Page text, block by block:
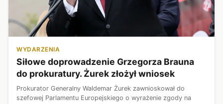
WYDARZENIA
Siłowe doprowadzenie Grzegorza Brauna
do prokuratury. Żurek złożył wniosek
Prokurator Generalny Waldemar Żurek zawnioskował do
szefowej Parlamentu Europejskiego o wyrażenie zgody na